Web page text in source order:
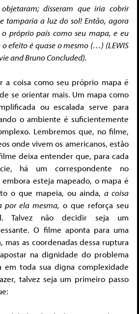
objetaram; disseram que iria cobrir
tamparia a luz do sol! Então, agora
o próprio país como seu mapa, e eu
efeito é quase o mesmo (…) (LEWIS
and Bruno Concluded).
a coisa como seu próprio mapa é
se orientar mais. Um mapa como
ou escalada serve para
o ambiente é suficientemente
Lembremos que, no filme,
onde vivem os americanos, estão
deixa entender que, para cada
há um correspondente no
embora esteja mapeado, o mapa é
o que mapeia, ou ainda, a coisa
por ela mesma, o que reforça seu
Talvez não decidir seja um
O filme aponta para uma
mas as coordenadas dessa ruptura
na dignidade do problema
em toda sua digna complexidade
talvez seja um primeiro passo